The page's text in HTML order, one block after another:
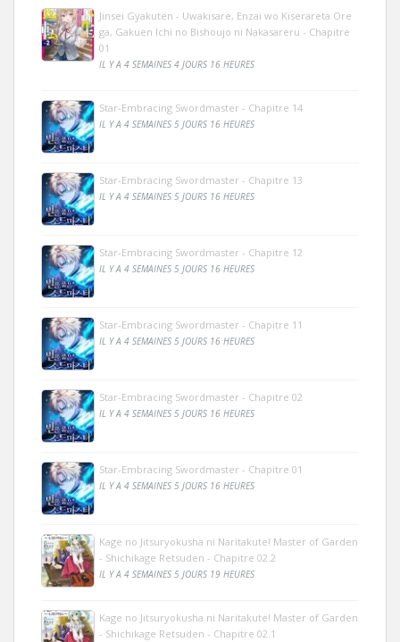
Jinsei Gyakuten - Uwakisare, Enzai wo Kiserareta Ore
ga, Gakuen Ichi no Bishoujo ni Nakasareru - Chapitre
01
IL Y A 4 SEMAINES 4 JOURS 16 HEURES
Star-Embracing Swordmaster - Chapitre 14
IL Y A 4 SEMAINES 5 JOURS 16 HEURES
Star-Embracing Swordmaster - Chapitre 13
IL Y A 4 SEMAINES 5 JOURS 16 HEURES
Star-Embracing Swordmaster - Chapitre 12
IL Y A 4 SEMAINES 5 JOURS 16 HEURES
Star-Embracing Swordmaster - Chapitre 11
IL Y A 4 SEMAINES 5 JOURS 16 HEURES
Star-Embracing Swordmaster - Chapitre 02
IL Y A 4 SEMAINES 5 JOURS 16 HEURES
Star-Embracing Swordmaster - Chapitre 01
IL Y A 4 SEMAINES 5 JOURS 16 HEURES
Kage no Jitsuryokusha ni Naritakute! Master of Garden
- Shichikage Retsuden - Chapitre 02.2
IL Y A 4 SEMAINES 5 JOURS 19 HEURES
Kage no Jitsuryokusha ni Naritakute! Master of Garden
- Shichikage Retsuden - Chapitre 02.1